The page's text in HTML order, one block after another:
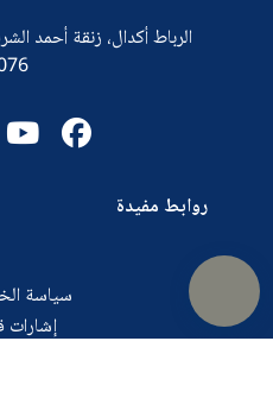
الرباط أكدال، زنقة أحمد
روابط مفيدة
اتصلوا بنا
طلبات العروض
اقتراحات
سياسة
إشارات